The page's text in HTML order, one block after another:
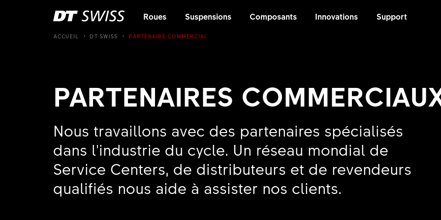
Roues Suspensions Composants Innovations Support
ACCUEIL DT SWISS PARTENAIRE COMMERCIAL
PARTENAIRES
Nous travaillons avec des partenaires spécialisés
dans l'industrie du cycle. Un réseau mondial de
Service Centers, de distributeurs et de revendeurs
qualifiés nous aide à assister nos clients.